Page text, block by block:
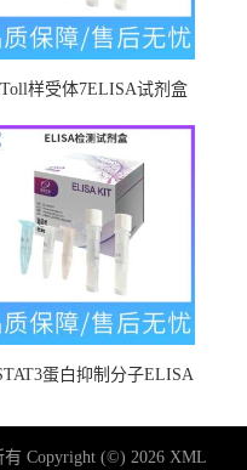
样受体7ELISA试剂盒
蛋白抑制分子ELISA
有 Copyright (©) 2026 XML